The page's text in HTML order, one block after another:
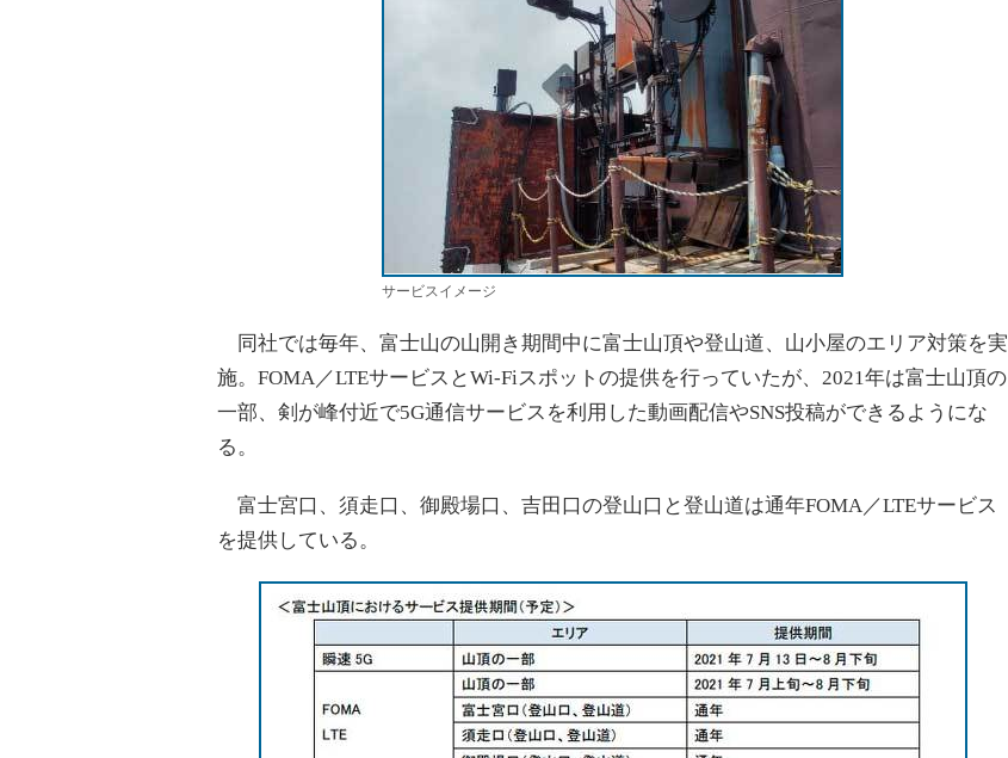
サービスイメージ
同社では毎年、富士山の山開き期間中に富士山頂や登山道、山小屋のエリア対策を実
施。FOMA／LTEサービスとWi-Fiスポットの提供を行っていたが、2021年は富士山頂の
一部、剣が峰付近で5G通信サービスを利用した動画配信やSNS投稿ができるようにな
る。
富士宮口、須走口、御殿場口、吉田口の登山口と登山道は通年FOMA／LTEサービス
を提供している。